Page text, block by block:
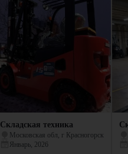
Складская техника
Московская обл, г Красногорск
Январь, 2026